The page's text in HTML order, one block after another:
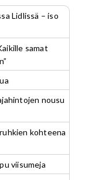
Lidlissä – iso
samat
nousu
kohteena
viisumeja